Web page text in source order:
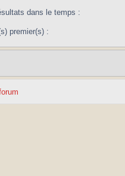
dans le temps :
premier(s) :